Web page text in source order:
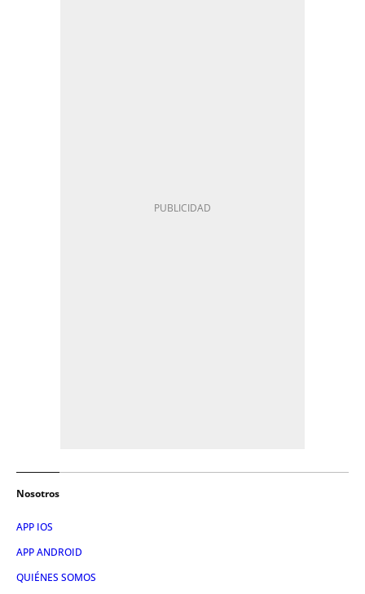
Nosotros
APP IOS
APP ANDROID
QUIÉNES SOMOS